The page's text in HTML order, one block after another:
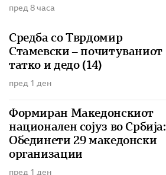
пред 8 часа
Средба со Тврдомир
Стамевски – почитуваниот
татко и дедо (14)
пред 1 ден
Формиран Македонскиот
национален сојуз во Србија:
Обединети 29 македонски
организации
пред 1 ден